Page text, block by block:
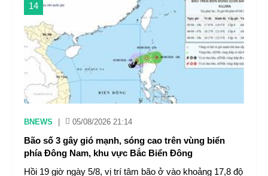
14
BNEWS 05/08/2026 21:14
Bão số 3 gây gió mạnh, sóng cao trên vùng biển
phía Đông Nam, khu vực Bắc Biển Đông
Hồi 19 giờ ngày 5/8, vị trí tâm bão ở vào khoảng 17,8 độ